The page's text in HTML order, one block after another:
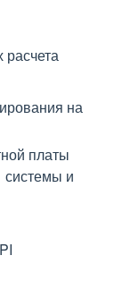
на
платы
системы и